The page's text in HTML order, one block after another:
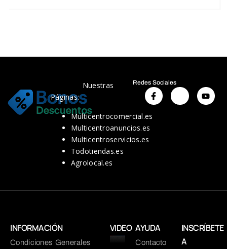
Nuestras
Páginas:
Multicentrocomercial.es
Multicentroanuncios.es
Multicentroservicios.es
Todotiendas.es
Agrolocal.es
Redes Sociales
INFORMACIÓN
Condiciones Generales
VIDEO AYUDA
Contacto
INSCRÍBETE
A